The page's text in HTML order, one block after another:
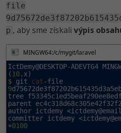
file
p , aby sme získali výpis
MINGW64:/c/mygit/laravel
IctDemy@DESKTOP-ADEVTG4
( 10
$ git cat
9
tree
parent
author ictdemy <
committer ictdemy <
+0100